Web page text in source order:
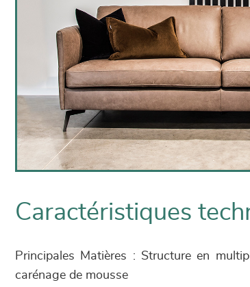
Caractéristiques
Principales Matières : Structure en
carénage de mousse